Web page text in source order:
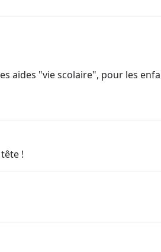
aides "vie scolaire", pour les
!